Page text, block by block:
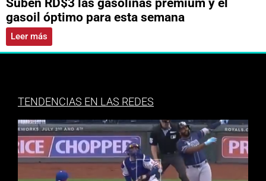
gasoil óptimo para esta semana
Leer más
TENDENCIAS EN LAS REDES